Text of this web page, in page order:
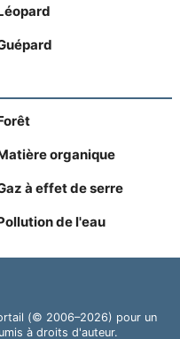
organique
à effet de serre
de l'eau
(© 2006–2026) pour un
à droits d'auteur.